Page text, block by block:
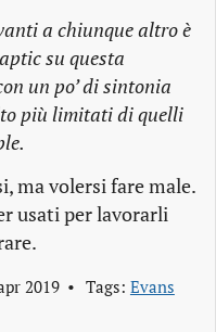
a chiunque altro è
su questa
un po’ di sintonia
più limitati di quelli
ma volersi fare male.
usati per lavorarli
2019 Tags: Evans